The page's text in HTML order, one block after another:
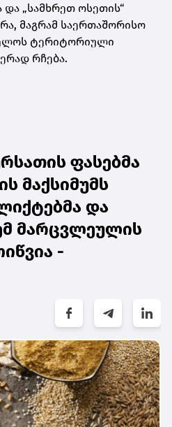
„სამხრეთ ოსეთის“
მაგრამ საერთაშორისო
ტერიტორიული
რჩება.
ფასებმა
მაქსიმუმს
და
მარცვლეულის
-